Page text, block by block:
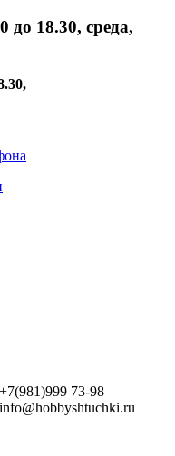
до 18.30, среда,
+7(981)999 73-98
info@hobbyshtuchki.ru